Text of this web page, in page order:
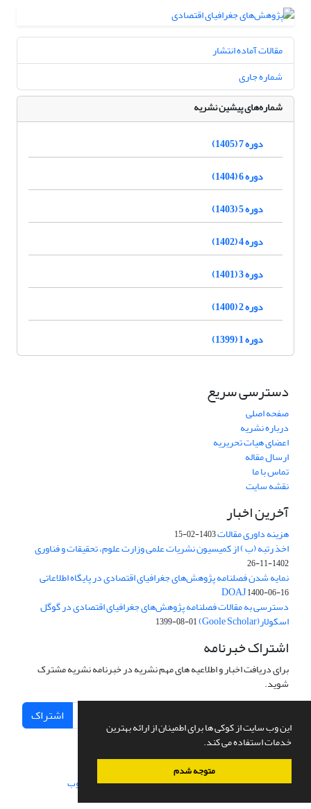
این وب سایت از کوکی ها برای اطمینان از ارائه بهترین
خدمات استفاده می کند.
متوجه شدم
مقالات آماده انتشار
شماره جاری
شماره‌های پیشین نشریه
دوره 7 (1405)
دوره 6 (1404)
دوره 5 (1403)
دوره 4 (1402)
دوره 3 (1401)
دوره 2 (1400)
دوره 1 (1399)
دسترسی سریع
صفحه اصلی
درباره نشریه
اعضای هیات تحریریه
ارسال مقاله
تماس با ما
نقشه سایت
آخرین اخبار
هزینه داوری مقالات1403-02-15
اخذ رتبه (ب ) از کمیسیون نشریات علمی وزارت علوم، تحقیقات و فناوری
1402-11-26
نمایه شدن فصلنامه پژوهش‌های جغرافیای اقتصادی در پایگاه اطلاعاتی
DOAJ1400-06-16
دسترسی به مقالات فصلنامه پژوهش‌های جغرافیای اقتصادی در گوگل
اسکولار(Goole Scholar) 1399-08-01
اشتراک خبرنامه
برای دریافت اخبار و اطلاعیه های مهم نشریه در خبرنامه نشریه مشترک
شوید.
اشتراک
سامانه مدیریت نشریات علمی.طراحی و پیاده سازی از سیناوب